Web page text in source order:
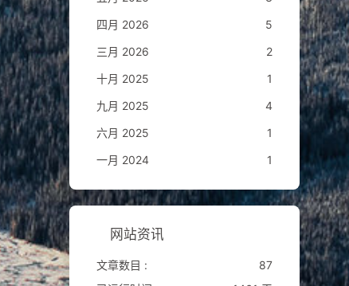
四月 2026
5
三月 2026
2
十月 2025
1
九月 2025
4
六月 2025
1
一月 2024
1
网站资讯
文章数目 :
87